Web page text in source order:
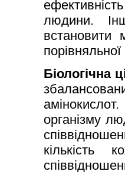
людини.
встановити
Біологічна
організму
кількість